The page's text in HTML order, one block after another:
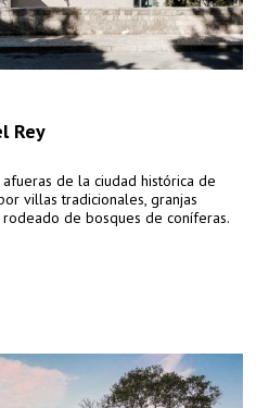
Rey
de la ciudad histórica de
villas tradicionales, granjas
de bosques de coníferas.